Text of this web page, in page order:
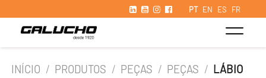
PT EN ES FR
INÍCIO / PRODUTOS / PEÇAS / PEÇAS / LÁBIO